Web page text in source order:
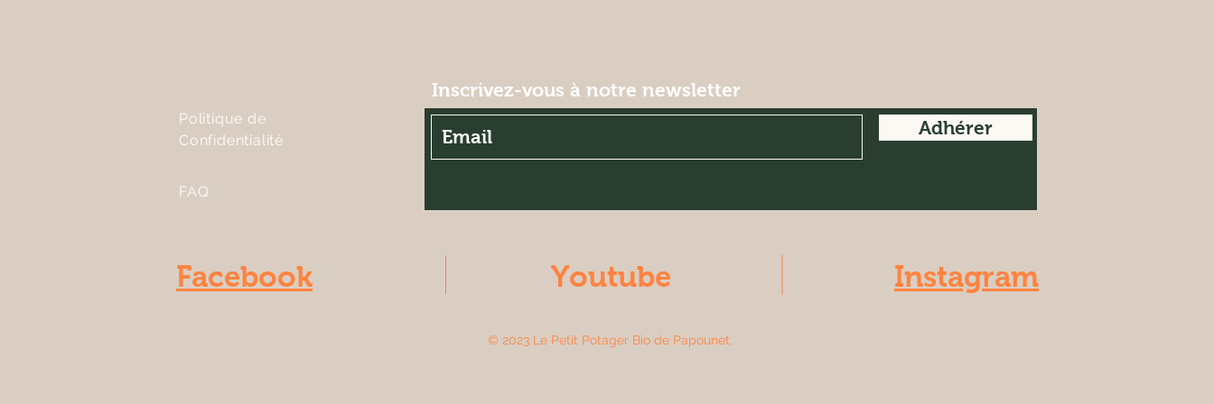
Inscrivez-vous à notre newsletter
Politique de
Confidentialité
FAQ
Adhérer
Facebook Youtube Instagram
© 2023 Le Petit Potager Bio de Papounet.